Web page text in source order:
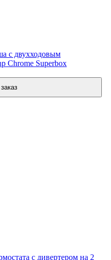
с двухходовым
Chrome Superbox
с дивертером на 2